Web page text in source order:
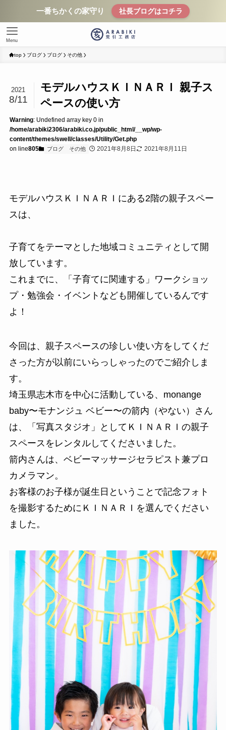
一番ちかくの家守り 社長ブログはコチラ
Menu
top ブログ ブログ その他
モデルハウスＫＩＮＡＲＩ 親子ス
ペースの使い方
2021
8/11
Warning: Undefined array key 0 in
/home/arabiki2306/arabiki.co.jp/public_html/__wp/wp-
content/themes/swell/classes/Utility/Get.php
on line805 ブログ その他 2021年8月8日 2021年8月11日
モデルハウスＫＩＮＡＲＩにある2階の親子スペー
スは、
子育てをテーマとした地域コミュニティとして開
放しています。
これまでに、「子育てに関連する」ワークショッ
プ・勉強会・イベントなども開催しているんです
よ！
今回は、親子スペースの珍しい使い方をしてくだ
さった方が以前にいらっしゃったのでご紹介しま
す。
埼玉県志木市を中心に活動している、monange
baby〜モナンジュ ベビー〜の箭内（やない）さん
は、「写真スタジオ」としてＫＩＮＡＲＩの親子
スペースをレンタルしてくださいました。
箭内さんは、ベビーマッサージセラピスト兼プロ
カメラマン。
お客様のお子様が誕生日ということで記念フォト
を撮影するためにＫＩＮＡＲＩを選んでください
ました。